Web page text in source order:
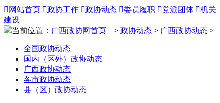
 网站首页 政协工作 政协动态 委员履职 党派团体 机关
建设
当前位置： 广西政协网首页 > 政协动态 > 广西政协动态 >
全国政协动态
国内（区外）政协动态
广西政协动态
各市政协动态
县（区）政协动态